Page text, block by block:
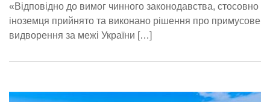
«Відповідно до вимог чинного законодавства, стосовно
іноземця прийнято та виконано рішення про примусове
видворення за межі України […]